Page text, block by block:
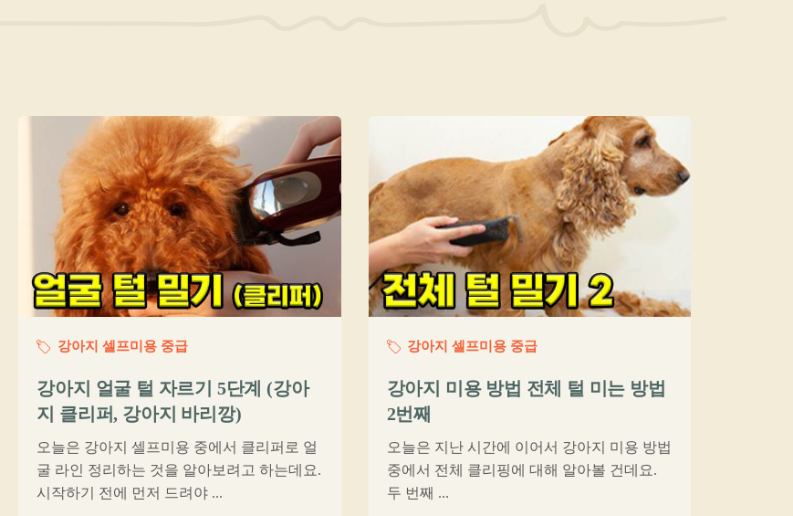
강아지 셀프미용 중급
강아지 얼굴 털 자르기 5단계 (강아
지 클리퍼, 강아지 바리깡)
오늘은 강아지 셀프미용 중에서 클리퍼로 얼
굴 라인 정리하는 것을 알아보려고 하는데요.
시작하기 전에 먼저 드려야 ...
강아지 셀프미용 중급
강아지 미용 방법 전체 털 미는 방법
2번째
오늘은 지난 시간에 이어서 강아지 미용 방법
중에서 전체 클리핑에 대해 알아볼 건데요.
두 번째 ...